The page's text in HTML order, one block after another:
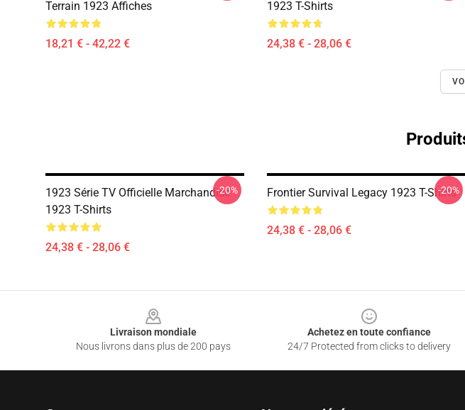
Terrain 1923 Affiches
18,21 € - 42,22 €
1923 T-Shirts
24,38 € - 28,06 €
1923 Série TV Officielle Marchandise
1923 T-Shirts
24,38 € - 28,06 €
-20% Frontier Survival Legacy 1923 T-Shirts
24,38 € - 28,06 €
-20%
Livraison mondiale
Nous livrons dans plus de 200 pays
Achetez en toute confiance
24/7 Protected from clicks to delivery